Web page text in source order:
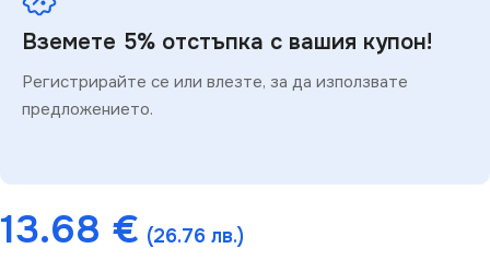
Вземете 5% отстъпка с вашия купон!
Регистрирайте се или влезте, за да използвате
предложението.
13.68 € (26.76 лв.)